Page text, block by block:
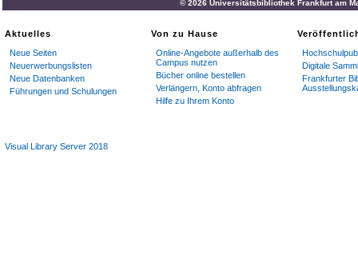
© 2026 Universitätsbibliothek Frankfurt am
Aktuelles
Neue Seiten
Neuerwerbungslisten
Neue Datenbanken
Führungen und Schulungen
Von zu Hause
Online-Angebote außerhalb des
Campus nutzen
Bücher online bestellen
Verlängern, Konto abfragen
Hilfe zu Ihrem Konto
Digitale
Frankfurter
Visual Library Server 2018